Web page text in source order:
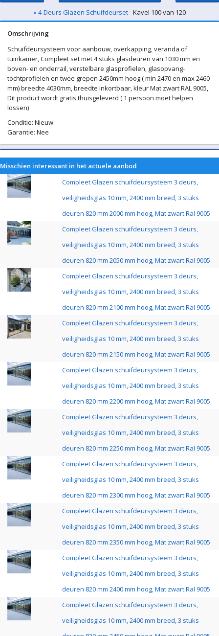
« 4-Deurs Glazen Schuifdeurset- Kavel 100 van 120
Omschrijving
Schuifdeursysteem voor aanbouw, overkapping, veranda of
tuinkamer, Compleet set met 4 stuks glasdeuren van 1030 mm en
boven- en onderrail, verstelbare glasprofielen, glasopvang-
tochtprofielen en twee grepen 2450mm hoog ( min 2470 en max 2460
mm) breedte 4030mm, breedte inkortbaar, kleur Mat zwart RAL 9005,
Dit product wordt gratis thuisgeleverd ( 1 persoon moet helpen
lossen)
Conditie: Nieuw
Garantie: Nee
Misschien interessant in het actuele aanbod
Compleet Glazen schuifdeursysteem 3 deurs,
veiligheidsglas 10 mm, 2400 mm breed, 3 stuks
deuren 820 mm 2000 mm hoog, Mat zwart Ral 9005
Compleet Glazen schuifdeursysteem 3 deurs,
veiligheidsglas 10 mm, 2400 mm breed, 3 stuks
deuren 820 mm 2050 mm hoog, Mat zwart Ral 9005
Compleet Glazen schuifdeursysteem 3 deurs,
veiligheidsglas 10 mm, 2400 mm breed, 3 stuks
deuren 820 mm 2100 mm hoog, Mat zwart Ral 9005
Compleet Glazen schuifdeursysteem 3 deurs,
veiligheidsglas 10 mm, 2400 mm breed, 3 stuks
deuren 820 mm 2150 mm hoog, Mat zwart Ral 9005
Compleet Glazen schuifdeursysteem 3 deurs,
veiligheidsglas 10 mm, 2400 mm breed, 3 stuks
deuren 820 mm 2200 mm hoog, Mat zwart Ral 9005
Compleet Glazen schuifdeursysteem 3 deurs,
veiligheidsglas 10 mm, 2400 mm breed, 3 stuks
deuren 820 mm 2250 mm hoog, Mat zwart Ral 9005
Compleet Glazen schuifdeursysteem 3 deurs,
veiligheidsglas 10 mm, 2400 mm breed, 3 stuks
deuren 820 mm 2300 mm hoog, Mat zwart Ral 9005
Compleet Glazen schuifdeursysteem 3 deurs,
veiligheidsglas 10 mm, 2400 mm breed, 3 stuks
deuren 820 mm 2350 mm hoog, Mat zwart Ral 9005
Compleet Glazen schuifdeursysteem 3 deurs,
veiligheidsglas 10 mm, 2400 mm breed, 3 stuks
deuren 820 mm 2400 mm hoog, Mat zwart Ral 9005
Compleet Glazen schuifdeursysteem 3 deurs,
veiligheidsglas 10 mm, 2400 mm breed, 3 stuks